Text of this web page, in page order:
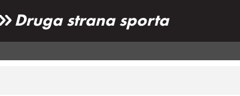
Druga strana sporta